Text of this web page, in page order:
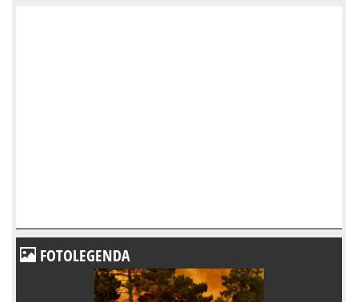
FOTOLEGENDA